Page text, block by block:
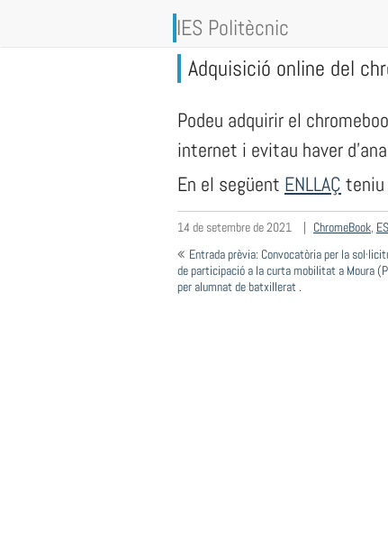
IES Politècnic
Adquisició online del
Podeu adquirir el
internet i evitau haver
En el següent ENLLAÇ
14 de setembre de 2021 ChromeBook,
Navegació
d'entrades
Entrada prèvia: Convocatòria per la
de participació a la curta mobilitat a Moura
per alumnat de batxillerat .